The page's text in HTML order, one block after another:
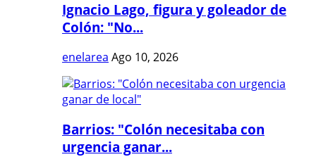
Ignacio Lago, figura y goleador de
Colón: "No...
enelarea Ago 10, 2026
Barrios: "Colón necesitaba con
urgencia ganar...